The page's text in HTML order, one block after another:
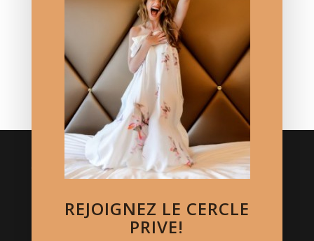
Mieux vous connaître pour mieux vous servir: DATE DE
Crédits
Logo réalisé par Thierry Mercier/ TMCC.
Stylisme: Katia Cameleon
REJOIGNEZ LE CERCLE
PRIVE!